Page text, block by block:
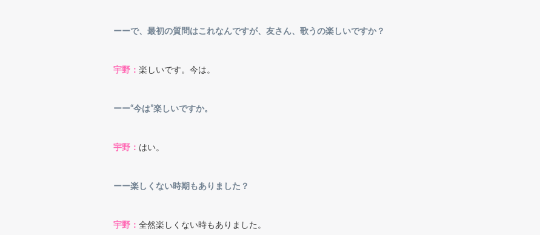
ーーで、最初の質問はこれなんですが、友さん、歌うの楽しいですか？
宇野： 楽しいです。今は。
ーー“今は”楽しいですか。
宇野： はい。
ーー楽しくない時期もありました？
宇野： 全然楽しくない時もありました。